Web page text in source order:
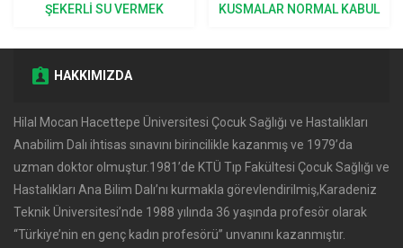
ŞEKERLI SU VERMEK
KUSMALAR NORMAL KABUL
HAKKIMIZDA
Hilal Mocan Hacettepe Üniversitesi Çocuk Sağlığı ve Hastalıkları
Anabilim Dalı ihtisas sınavını birincilikle kazanmış ve 1979’da
uzman doktor olmuştur.1981’de KTÜ Tıp Fakültesi Çocuk Sağlığı ve
Hastalıkları Ana Bilim Dalı’nı kurmakla görevlendirilmiş,Karadeniz
Teknik Üniversitesi’nde 1988 yılında 36 yaşında profesör olarak
‘‘Türkiye’nin en genç kadın profesörü’’ unvanını kazanmıştır.